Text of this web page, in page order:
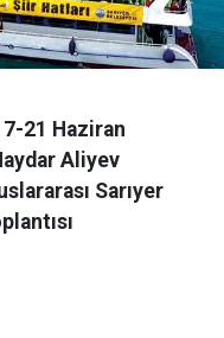
21 Haziran
Aliyev
Sarıyer